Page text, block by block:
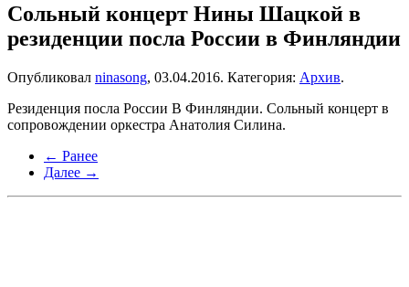
Сольный концерт Нины Шацкой в
резиденции посла России в Финляндии
Опубликовал ninasong, 03.04.2016. Категория: Архив.
Резиденция посла России В Финляндии. Сольный концерт в
сопровождении оркестра Анатолия Силина.
← Ранее
Далее →